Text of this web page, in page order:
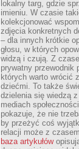
lokalny targ, gdzie
imieniu. W czasie
kolekcjonować
zdjęcia konkretnych
– dla innych krótkie
głosu, w których
widzą i czują. Z
prywatny przewodnik
których warto wrócić
dziećmi. To także
dzielenia się wiedzą
mediach
pokazuje, że nie
by przeżyć coś
relacji może z
baza artykułów